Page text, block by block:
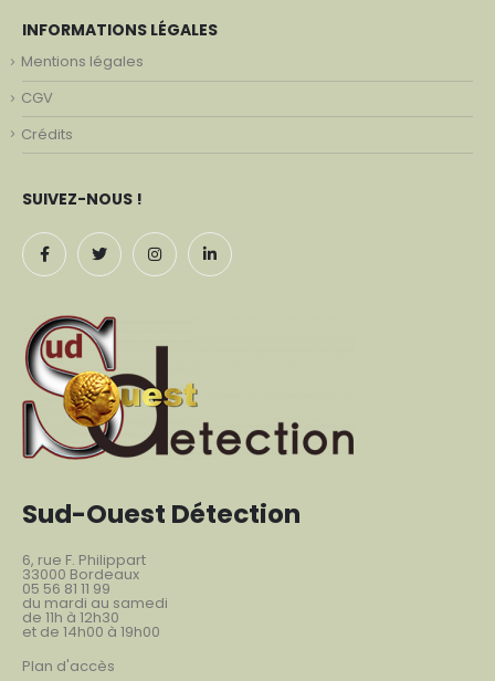
INFORMATIONS LÉGALES
Mentions légales
CGV
Crédits
SUIVEZ-NOUS !
Sud-Ouest Détection
6, rue F. Philippart
33000 Bordeaux
05 56 81 11 99
du mardi au samedi
de 11h à 12h30
et de 14h00 à 19h00
Plan d'accès